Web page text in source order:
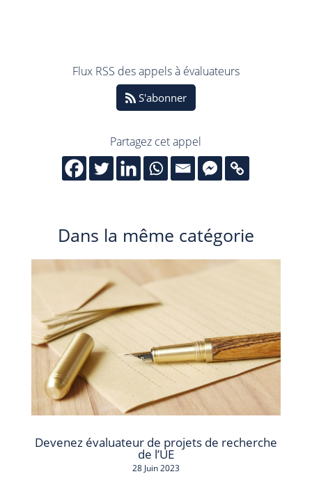
Flux RSS des appels à évaluateurs
S'abonner
Partagez cet appel
Dans la même catégorie
Devenez évaluateur de projets de recherche
de l’UE
28 Juin 2023